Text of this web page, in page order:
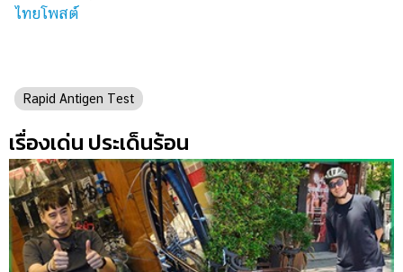
ไทยโพสต์
Rapid Antigen Test
เรื่องเด่น ประเด็นร้อน